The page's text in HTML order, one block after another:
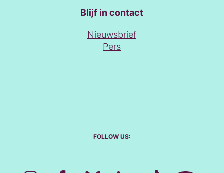
Blijf in contact
Nieuwsbrief
Pers
FOLLOW US: